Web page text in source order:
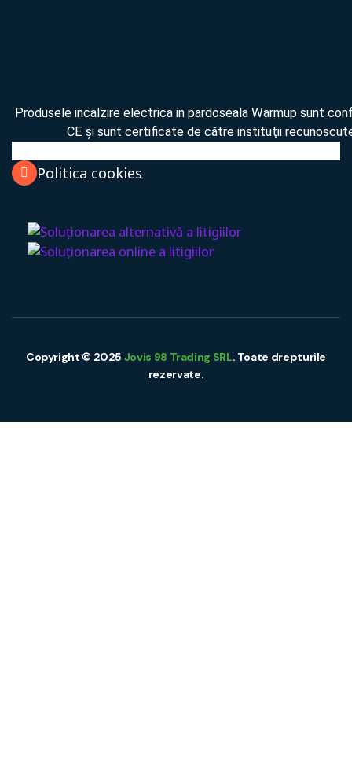
Produsele incalzire electrica in pardoseala Warmup sunt
CE şi sunt certificate de către instituţii
Politica cookies
Copyright © 2025 Jovis 98 Trading SRL. Toate drepturile
rezervate.